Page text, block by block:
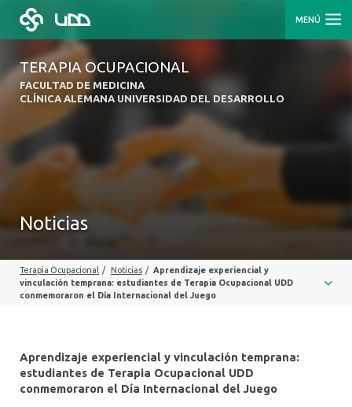
MENÚ
TERAPIA OCUPACIONAL
FACULTAD DE MEDICINA
CLÍNICA ALEMANA UNIVERSIDAD DEL DESARROLLO
Noticias
Terapia Ocupacional / Noticias / Aprendizaje experiencial y
vinculación temprana: estudiantes de Terapia Ocupacional UDD
conmemoraron el Día Internacional del Juego
Aprendizaje experiencial y vinculación temprana:
estudiantes de Terapia Ocupacional UDD
conmemoraron el Día Internacional del Juego